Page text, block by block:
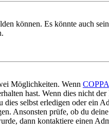
können. Es könnte auch
Möglichkeiten. Wenn COPPA
hast. Wenn dies nicht
selbst erledigen oder ein
Ansonsten prüfe, ob du
dann kontaktiere einen